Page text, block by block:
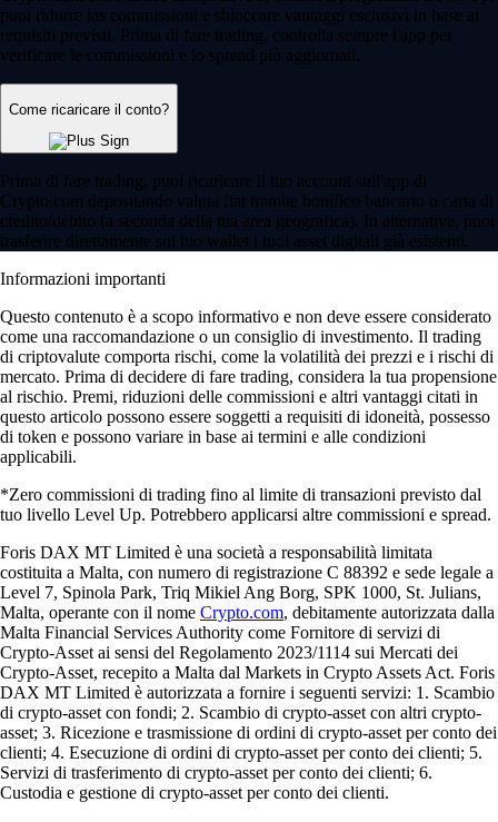
puoi ridurre las commissioni e sbloccare vantaggi esclusivi in base ai
requisiti previsti. Prima di fare trading, controlla sempre l'app per
verificare le commissioni e lo spread più aggiornati.
Come ricaricare il conto?
Prima di fare trading, puoi ricaricare il tuo account sull'app di
Crypto.com depositando valuta fiat tramite bonifico bancario o carta di
credito/debito (a seconda della tua area geografica). In alternativa, puoi
trasferire direttamente sul tuo wallet i tuoi asset digitali già esistenti.
Informazioni importanti
Questo contenuto è a scopo informativo e non deve essere considerato
come una raccomandazione o un consiglio di investimento. Il trading
di criptovalute comporta rischi, come la volatilità dei prezzi e i rischi di
mercato. Prima di decidere di fare trading, considera la tua propensione
al rischio. Premi, riduzioni delle commissioni e altri vantaggi citati in
questo articolo possono essere soggetti a requisiti di idoneità, possesso
di token e possono variare in base ai termini e alle condizioni
applicabili.
*Zero commissioni di trading fino al limite di transazioni previsto dal
tuo livello Level Up. Potrebbero applicarsi altre commissioni e spread.
Foris DAX MT Limited è una società a responsabilità limitata
costituita a Malta, con numero di registrazione C 88392 e sede legale a
Level 7, Spinola Park, Triq Mikiel Ang Borg, SPK 1000, St. Julians,
Malta, operante con il nome Crypto.com, debitamente autorizzata dalla
Malta Financial Services Authority come Fornitore di servizi di
Crypto-Asset ai sensi del Regolamento 2023/1114 sui Mercati dei
Crypto-Asset, recepito a Malta dal Markets in Crypto Assets Act. Foris
DAX MT Limited è autorizzata a fornire i seguenti servizi: 1. Scambio
di crypto-asset con fondi; 2. Scambio di crypto-asset con altri crypto-
asset; 3. Ricezione e trasmissione di ordini di crypto-asset per conto dei
clienti; 4. Esecuzione di ordini di crypto-asset per conto dei clienti; 5.
Servizi di trasferimento di crypto-asset per conto dei clienti; 6.
Custodia e gestione di crypto-asset per conto dei clienti.